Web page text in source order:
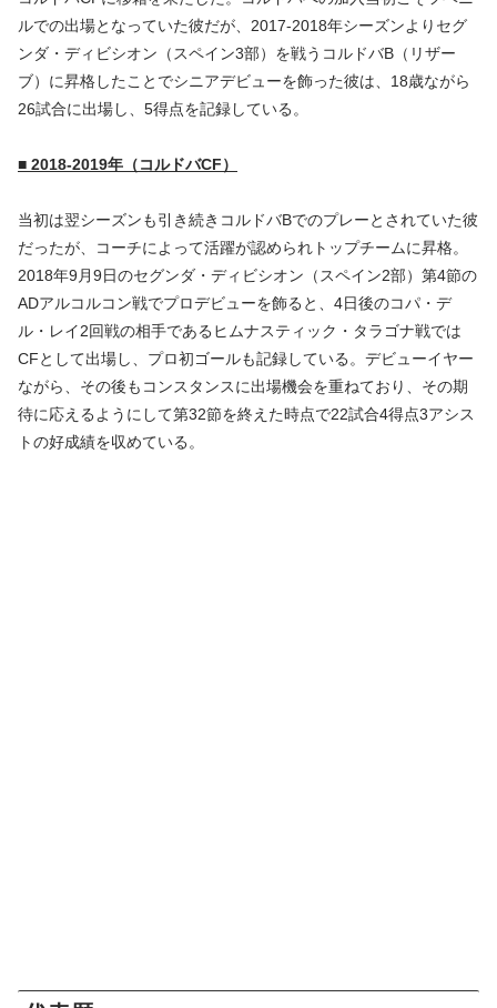
ルでの出場となっていた彼だが、2017-2018年シーズンよりセグ
ンダ・ディビシオン（スペイン3部）を戦うコルドバB（リザー
ブ）に昇格したことでシニアデビューを飾った彼は、18歳ながら
26試合に出場し、5得点を記録している。
■ 2018-2019年（コルドバCF）
当初は翌シーズンも引き続きコルドバBでのプレーとされていた彼
だったが、コーチによって活躍が認められトップチームに昇格。
2018年9月9日のセグンダ・ディビシオン（スペイン2部）第4節の
ADアルコルコン戦でプロデビューを飾ると、4日後のコパ・デ
ル・レイ2回戦の相手であるヒムナスティック・タラゴナ戦では
CFとして出場し、プロ初ゴールも記録している。デビューイヤー
ながら、その後もコンスタンスに出場機会を重ねており、その期
待に応えるようにして第32節を終えた時点で22試合4得点3アシス
トの好成績を収めている。